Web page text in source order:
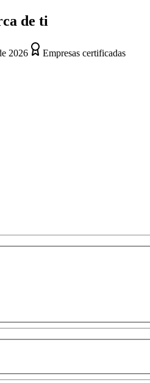
de ti
2026
Empresas certificadas